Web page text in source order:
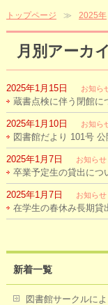
トップページ 2025年
月別アーカ
2025年1月15日 お知ら
蔵書点検に伴う閉館に
2025年1月10日 お知ら
図書館だより 101号 公
2025年1月7日 お知らせ
卒業予定生の貸出につ
2025年1月7日 お知らせ
在学生の春休み長期貸
新着一覧
図書館サークルに